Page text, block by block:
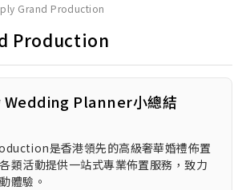
Grand Production
Production
Wedding Planner小總結
是香港領先的高級奢華婚禮佈置
類活動提供一站式專業佈置服務，致力
體驗。